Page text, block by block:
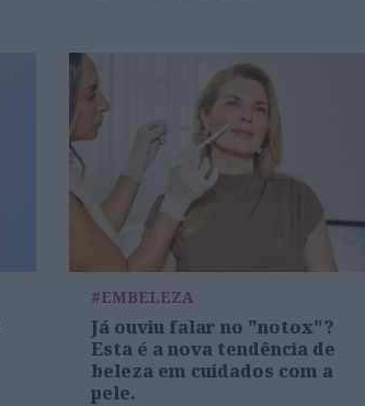
#EMBELEZA
Já ouviu falar no "notox"?
Esta é a nova tendência de
beleza em cuidados com a
pele.